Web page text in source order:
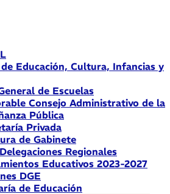
Educación, Cultura, Infancias y
de Escuelas
Consejo Administrativo de la
Pública
Privada
de Gabinete
Delegaciones Regionales
Educativos 2023-2027
DGE
de Educación